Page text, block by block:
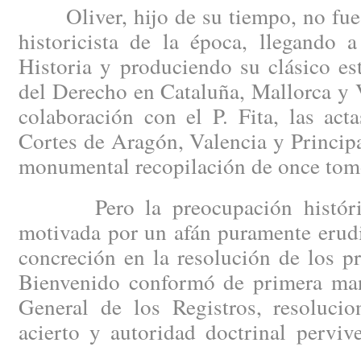
Oliver, hijo de su tiempo, no fue
historicista de la época, llegando
Historia y produciendo su clásico
del Derecho en Cataluña, Mallorca y
colaboración con el P. Fita, las
Cortes de Aragón, Valencia y
monumental recopilación de once
Pero la preocupación
motivada por un afán puramente
concreción en la resolución de los
Bienvenido conformó de primera
General de los Registros,
acierto y autoridad doctrinal